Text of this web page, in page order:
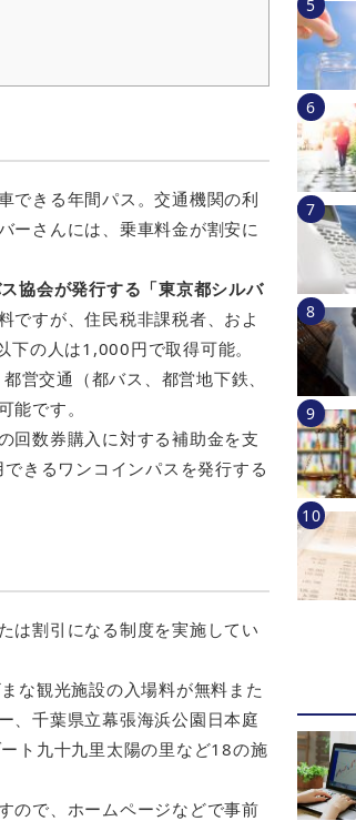
できる年間パス。交通機関の利
ーさんには、乗車料金が割安に
協会が発行する「東京都シルバ
ですが、住民税非課税者、およ
の人は1,000円で取得可能。
営交通（都バス、都営地下鉄、
です。
回数券購入に対する補助金を支
きるワンコインパスを発行する
は割引になる制度を実施してい
な観光施設の入場料が無料また
、千葉県立幕張海浜公園日本庭
ト九十九里太陽の里など18の施
ので、ホームページなどで事前